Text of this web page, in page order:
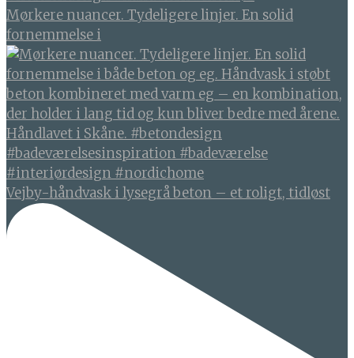
Mørkere nuancer. Tydeligere linjer. En solid
fornemmelse i
Vejby-håndvask i lysegrå beton – et roligt, tidløst